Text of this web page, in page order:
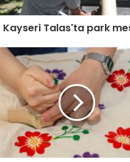
Kayseri Talas'ta park